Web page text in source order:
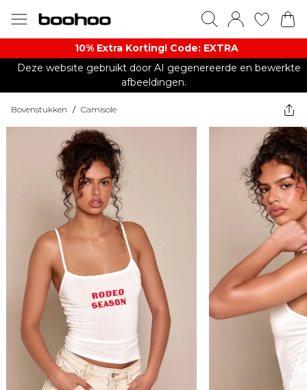
10% Extra Korting! Code: EXTRA​
Deze website gebruikt door AI gegenereerde en bewerkte
afbeeldingen.
Bovenstukken / Camisole